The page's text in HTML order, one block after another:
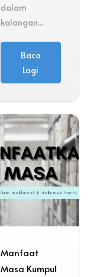
dalam
kalangan...
Baca
Lagi
Manfaat
Masa Kumpul